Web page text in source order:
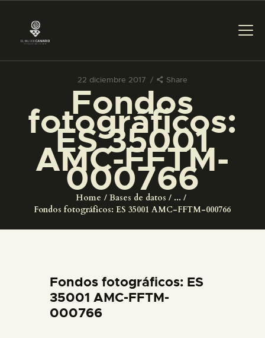
22 diciembre 2017 Share
Fondos
fotográficos:
ES 35001
AMC-FFTM-
000766
Home Bases de datos
...
Fondos fotográficos: ES 35001 AMC-FFTM-000766
PREPARAR LA VISITA
ACTIVIDADES
█
EL MUSEO
DIDÁCTICA
ESPAÑOL
Fondos fotográficos: ES
35001 AMC-FFTM-
000766